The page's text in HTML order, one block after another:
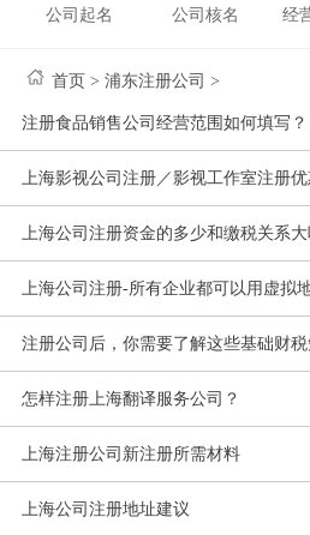
公司起名 公司核名 经
首页 >浦东注册公司 >
注册食品销售公司经营范围如何填写？
上海影视公司注册／影视工作室注册
上海公司注册资金的多少和缴税关系
上海公司注册-所有企业都可以用虚
注册公司后，你需要了解这些基础财税
怎样注册上海翻译服务公司？
上海注册公司新注册所需材料
上海公司注册地址建议